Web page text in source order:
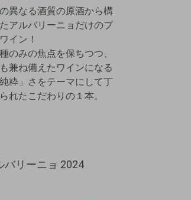
異なる酒質の原酒から構
アルバリーニョだけのブ
イン！
のみの焦点を保ちつつ、
兼ね備えたワインになる
粋」さをテーマにして丁
れたこだわりの１本。
バリーニョ 2024